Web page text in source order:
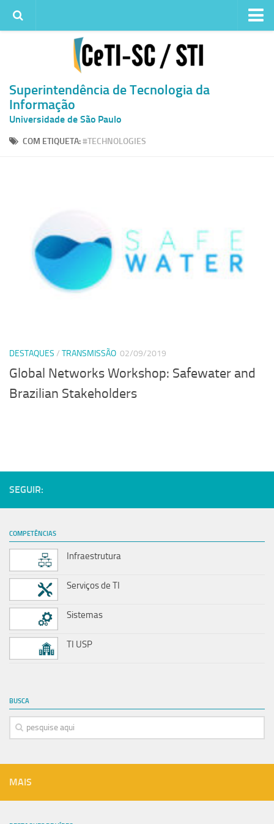
Quem somos
Histórico
Metas e ações
Superintendência de TI
Atendimento
Competências
Infraestrutura
Serviços
Localização
Superintendência de Tecnologia da
Informação
Universidade de São Paulo
COM ETIQUETA:#TECHNOLOGIES
DESTAQUES / TRANSMISSÃO 02/09/2019
Global Networks Workshop: Safewater and
Brazilian Stakeholders
SEGUIR:
COMPETÊNCIAS
Infraestrutura
Serviços de TI
Sistemas
TI USP
BUSCA
MAIS